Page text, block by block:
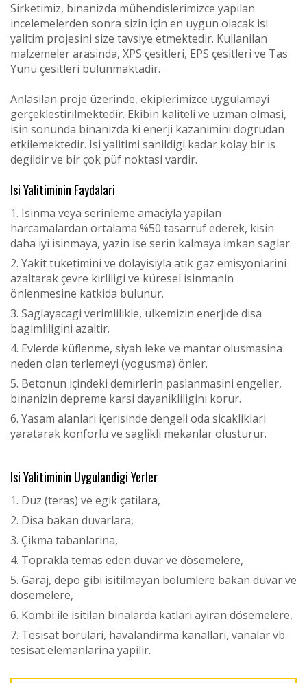
Sirketimiz, binanizda mühendislerimizce yapilan
incelemelerden sonra sizin için en uygun olacak isi
yalitim projesini size tavsiye etmektedir. Kullanilan
malzemeler arasinda, XPS çesitleri, EPS çesitleri ve Tas
Yünü çesitleri bulunmaktadir.
Anlasilan proje üzerinde, ekiplerimizce uygulamayi
gerçeklestirilmektedir. Ekibin kaliteli ve uzman olmasi,
isin sonunda binanizda ki enerji kazanimini dogrudan
etkilemektedir. Isi yalitimi sanildigi kadar kolay bir is
degildir ve bir çok püf noktasi vardir.
Isi Yalitiminin Faydalari
Isinma veya serinleme amaciyla yapilan
harcamalardan ortalama %50 tasarruf ederek, kisin
daha iyi isinmaya, yazin ise serin kalmaya imkan saglar.
Yakit tüketimini ve dolayisiyla atik gaz emisyonlarini
azaltarak çevre kirliligi ve küresel isinmanin
önlenmesine katkida bulunur.
Saglayacagi verimlilikle, ülkemizin enerjide disa
bagimliligini azaltir.
Evlerde küflenme, siyah leke ve mantar olusmasina
neden olan terlemeyi (yogusma) önler.
Betonun içindeki demirlerin paslanmasini engeller,
binanizin depreme karsi dayanikliligini korur.
Yasam alanlari içerisinde dengeli oda sicakliklari
yaratarak konforlu ve saglikli mekanlar olusturur.
Isi Yalitiminin Uygulandigi Yerler
Düz (teras) ve egik çatilara,
Disa bakan duvarlara,
Çikma tabanlarina,
Toprakla temas eden duvar ve dösemelere,
Garaj, depo gibi isitilmayan bölümlere bakan duvar ve
dösemelere,
Kombi ile isitilan binalarda katlari ayiran dösemelere,
Tesisat borulari, havalandirma kanallari, vanalar vb.
tesisat elemanlarina yapilir.